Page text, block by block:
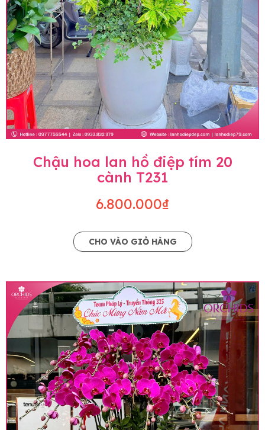
Chậu hoa lan hồ điệp tím 20
cành T231
6.800.000₫
CHO VÀO GIỎ HÀNG